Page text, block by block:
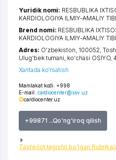
Mamlakat kodi: +998
E-mail: cardiocenter@ssv.uz
cardiocenter.uz
+99871 ...Qo'ng'iroq qilish
Tashkilot tegishli bo'lgan
Yuridik nomi: RESBUBLIKA
KARDIOLOGIYA ILMIY-AMALIY
Brend nomi: RESBUBLIKA
KARDIOLOGIYA ILMIY-AMALIY
Adres: O'zbekiston, 100052,
Ulug'bek tumani, ko'chasi OSIYO, 4
Xaritada ko'rsatish